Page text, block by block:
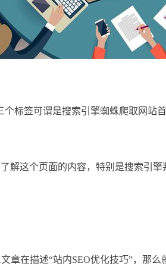
签可谓是搜索引擎蜘蛛爬取网站
这个页面的内容，特别是搜索引擎
在描述“站内SEO优化技巧”，那么